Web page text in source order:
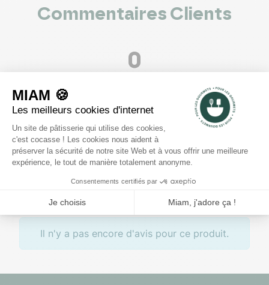
Commentaires Clients
0
5
3
2
1
Rédiger un avis
Il n'y a pas encore d'avis pour ce produit.